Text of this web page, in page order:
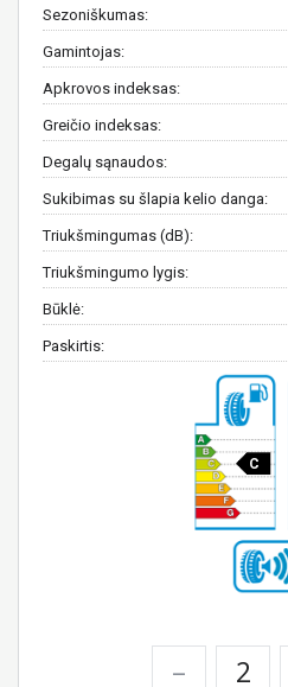
Sezoniškumas:
Gamintojas:
Apkrovos indeksas:
Greičio indeksas:
Degalų sąnaudos:
Sukibimas su šlapia kelio danga:
Triukšmingumas (dB):
Triukšmingumo lygis:
Būklė:
Paskirtis:
C
–